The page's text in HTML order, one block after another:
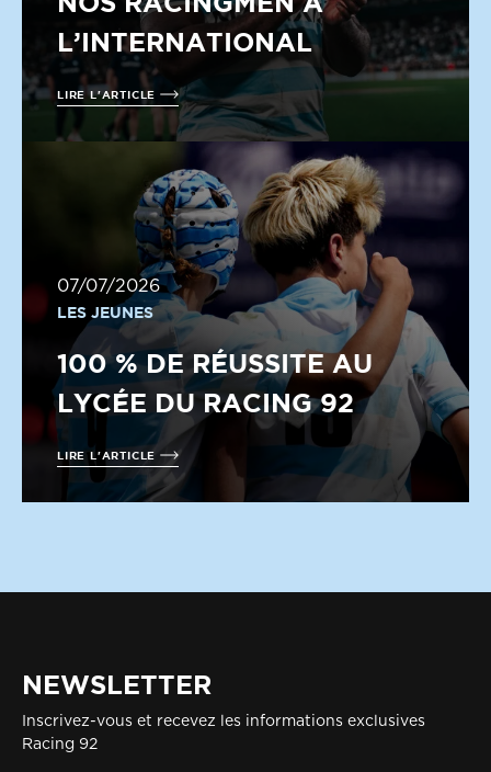
L’INTERNATIONAL
LIRE L'ARTICLE
07/07/2026
LES JEUNES
100 % DE RÉUSSITE AU
LYCÉE DU RACING 92
LIRE L'ARTICLE
NEWSLETTER
Inscrivez-vous et recevez les informations exclusives
Racing 92